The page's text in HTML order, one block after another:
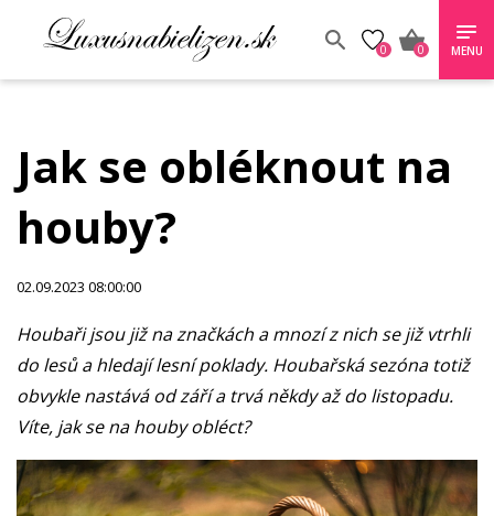
0 0 MENU
Jak se obléknout na
houby?
02.09.2023 08:00:00
Houbaři jsou již na značkách a mnozí z nich se již vtrhli
do lesů a hledají lesní poklady. Houbařská sezóna totiž
obvykle nastává od září a trvá někdy až do listopadu.
Víte, jak se na houby obléct?